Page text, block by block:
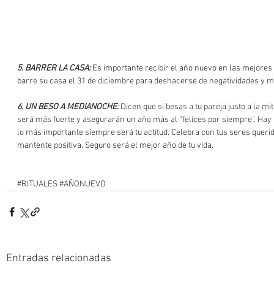
5. BARRER LA CASA: Es importante recibir el año nuevo en las
barre su casa el 31 de diciembre para deshacerse de negatividades y
6. UN BESO A MEDIANOCHE: Dicen que si besas a tu pareja justo a la
será más fuerte y asegurarán un año más al “felices por siempre”.
lo más importante siempre será tu actitud. Celebra con tus seres
mantente positiva. Seguro será el mejor año de tu vida.
#RITUALES#AÑONUEVO
Entradas relacionadas